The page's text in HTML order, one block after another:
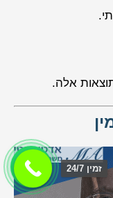
אלה.
זמין 24/7